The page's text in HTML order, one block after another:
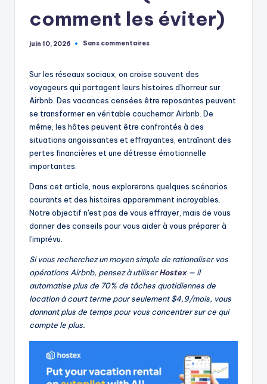
comment les éviter)
juin 10, 2026 Sans commentaires
Sur les réseaux sociaux, on croise souvent des
voyageurs qui partagent leurs histoires d'horreur sur
Airbnb. Des vacances censées être reposantes peuvent
se transformer en véritable cauchemar Airbnb. De
même, les hôtes peuvent être confrontés à des
situations angoissantes et effrayantes, entraînant des
pertes financières et une détresse émotionnelle
importantes.
Dans cet article, nous explorerons quelques scénarios
courants et des histoires apparemment incroyables.
Notre objectif n'est pas de vous effrayer, mais de vous
donner des conseils pour vous aider à vous préparer à
l'imprévu.
Si vous recherchez un moyen simple de rationaliser vos
opérations Airbnb, pensez à utiliserHostex— il
automatise plus de 70% de tâches quotidiennes de
location à court terme pour seulement $4,9/mois, vous
donnant plus de temps pour vous concentrer sur ce qui
compte le plus.